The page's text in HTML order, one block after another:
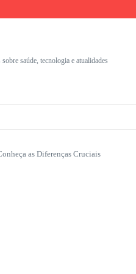
saúde, tecnologia e atualidades
as Diferenças Cruciais